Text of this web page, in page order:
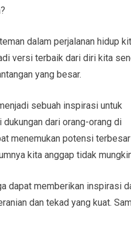
dalam perjalanan hidup
versi terbaik dari diri kita
yang besar.
sebuah inspirasi untuk
dari orang-orang di
menemukan potensi terbesar
kita anggap tidak
dapat memberikan inspirasi
dan tekad yang kuat.